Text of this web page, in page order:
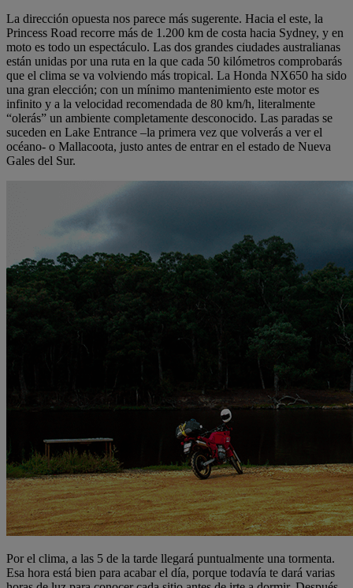
La dirección opuesta nos parece más sugerente. Hacia el este, la
Princess Road recorre más de 1.200 km de costa hacia Sydney, y en
moto es todo un espectáculo. Las dos grandes ciudades australianas
están unidas por una ruta en la que cada 50 kilómetros comprobarás
que el clima se va volviendo más tropical. La Honda NX650 ha sido
una gran elección; con un mínimo mantenimiento este motor es
infinito y a la velocidad recomendada de 80 km/h, literalmente
“olerás” un ambiente completamente desconocido. Las paradas se
suceden en Lake Entrance –la primera vez que volverás a ver el
océano- o Mallacoota, justo antes de entrar en el estado de Nueva
Gales del Sur.
Por el clima, a las 5 de la tarde llegará puntualmente una tormenta.
Esa hora está bien para acabar el día, porque todavía te dará varias